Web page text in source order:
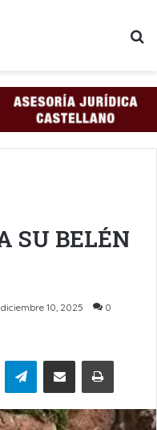
SU BELÉN
diciembre 10, 2025 0
TelegramCompartir por Email Imprimir